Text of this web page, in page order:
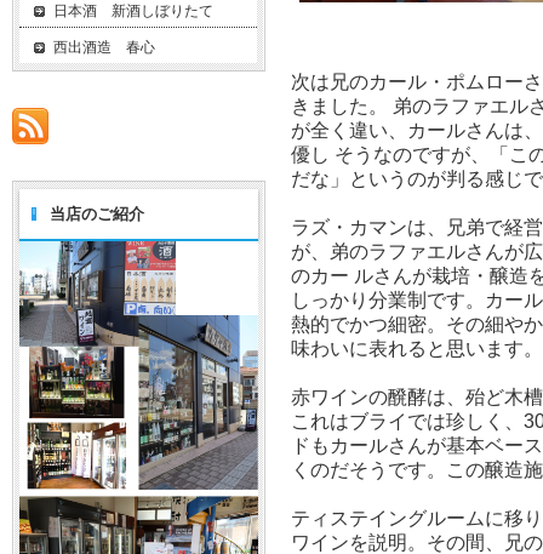
次は兄のカール・ポムロー
きました。 弟のラファエル
が全く違い、カールさんは
優し そうなのですが、「こ
だな」というのが判る感じ
ラズ・カマンは、兄弟で経
が、弟のラファエルさんが
のカー ルさんが栽培・醸造
しっかり分業制です。カー
熱的でかつ細密。その細や
味わいに表れると思います。
赤ワインの醗酵は、殆ど木
これはブライでは珍しく、
ドもカールさんが基本ベー
くのだそうです。この醸造
ティステイングルームに移
ワインを説明。その間、兄
日本酒 新酒しぼりたて
西出酒造 春心
当店のご紹介